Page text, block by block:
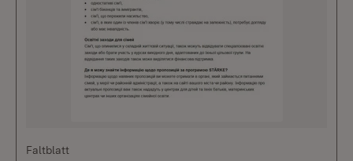
Faltblatt